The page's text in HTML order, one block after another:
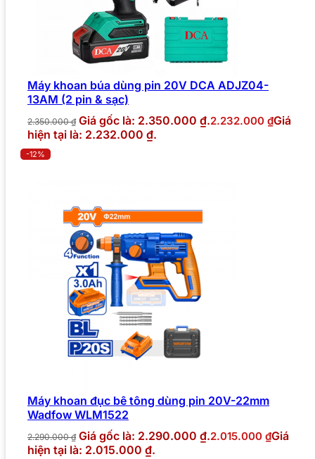
Máy khoan búa dùng pin 20V DCA ADJZ04-
13AM (2 pin & sạc)
2.350.000₫ Giá gốc là: 2.350.000 ₫.2.232.000 ₫Giá
hiện tại là: 2.232.000 ₫.
-12%
Máy khoan đục bê tông dùng pin 20V-22mm
Wadfow WLM1522
2.290.000₫ Giá gốc là: 2.290.000 ₫.2.015.000 ₫Giá
hiện tại là: 2.015.000 ₫.